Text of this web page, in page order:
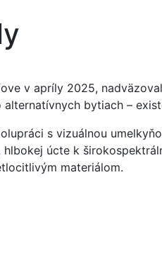
v apríly 2025,
alternatívnych bytiach –
s vizuálnou
úcte k
materiálom.